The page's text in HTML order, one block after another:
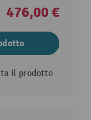
476,00 €
il prodotto